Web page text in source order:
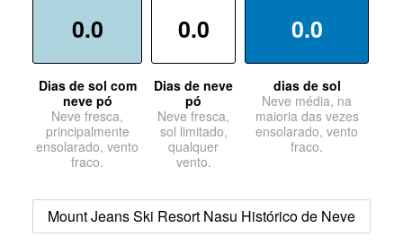
0.0
Dias de sol com
neve pó
Neve fresca,
principalmente
ensolarado, vento
fraco.
0.0
Dias de neve
pó
Neve fresca,
sol limitado,
qualquer
vento.
0.0
dias de sol
Neve média, na
maioria das vezes
ensolarado, vento
fraco.
Mount Jeans Ski Resort Nasu Histórico de Neve